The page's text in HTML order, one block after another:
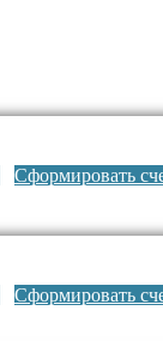
Сформировать
Сформировать